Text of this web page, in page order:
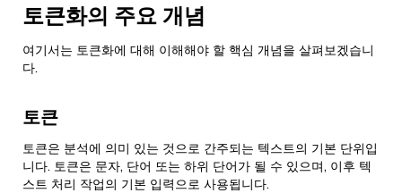
토큰화의 주요 개념
여기서는 토큰화에 대해 이해해야 할 핵심 개념을 살펴보겠습니
다.
토큰
토큰은 분석에 의미 있는 것으로 간주되는 텍스트의 기본 단위입
니다. 토큰은 문자, 단어 또는 하위 단어가 될 수 있으며, 이후 텍
스트 처리 작업의 기본 입력으로 사용됩니다.